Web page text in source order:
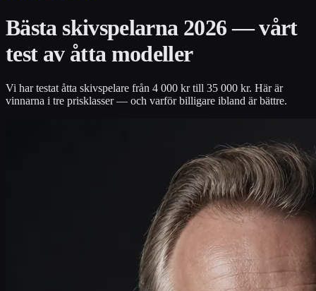
Bästa skivspelarna 2026 — vårt
test av åtta modeller
Vi har testat åtta skivspelare från 4 000 kr till 35 000 kr. Här är
vinnarna i tre prisklasser — och varför billigare ibland är bättre.